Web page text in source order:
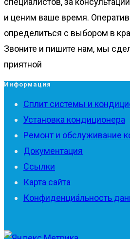
и ценим ваше время.
определиться с выбором в
Звоните и пишите нам, мы
приятной
Информация
Сплит системы и
Установка кондиционера
Ремонт и обслуживание
Документация
Ссылки
Карта сайта
Конфиденциа́льность